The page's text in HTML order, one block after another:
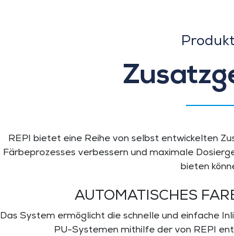
REPI bietet eine Reihe von selbst entwickelten
Färbeprozesses verbessern und maximale
bieten
AUTOMATISCHES
Das System ermöglicht die schnelle und einfache
PU-Systemen mithilfe der von REPI